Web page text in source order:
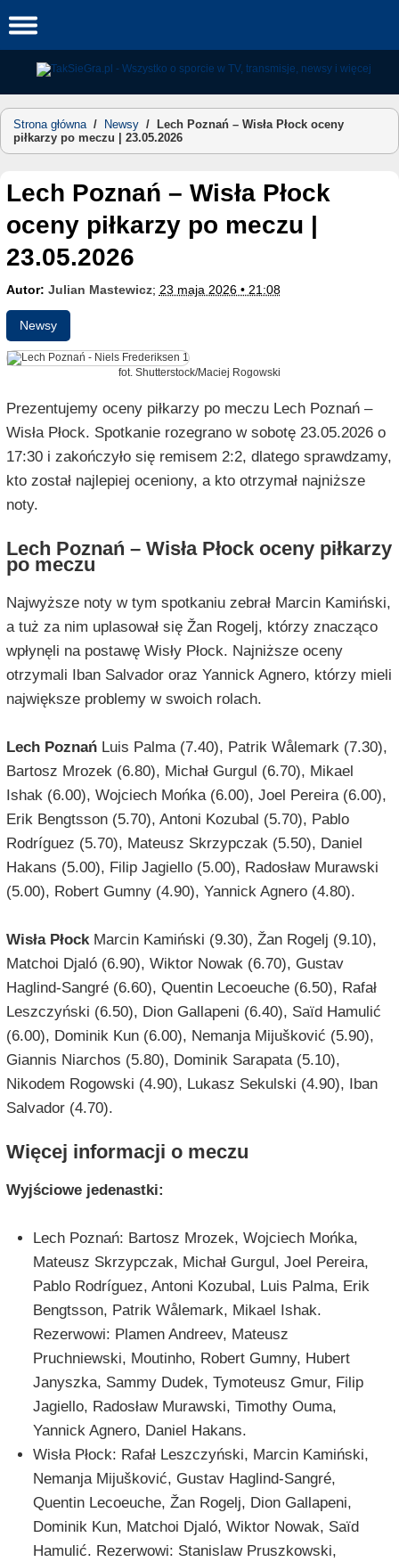
to
Strona główna/ Newsy /
Lech Poznań – Wisła Płock oceny
piłkarzy po meczu | 23.05.2026
Lech Poznań – Wisła Płock
oceny piłkarzy po meczu |
23.05.2026
Autor: Julian Mastewicz; 23 maja 2026 • 21:08
Newsy
fot. Shutterstock/Maciej Rogowski
Prezentujemy oceny piłkarzy po meczu Lech Poznań –
Wisła Płock. Spotkanie rozegrano w sobotę 23.05.2026 o
17:30 i zakończyło się remisem 2:2, dlatego sprawdzamy,
kto został najlepiej oceniony, a kto otrzymał najniższe
noty.
Lech Poznań – Wisła Płock oceny piłkarzy
po meczu
Najwyższe noty w tym spotkaniu zebrał Marcin Kamiński,
a tuż za nim uplasował się Žan Rogelj, którzy znacząco
wpłynęli na postawę Wisły Płock. Najniższe oceny
otrzymali Iban Salvador oraz Yannick Agnero, którzy mieli
największe problemy w swoich rolach.
Lech PoznańLuis Palma (7.40), Patrik Wålemark (7.30),
Bartosz Mrozek (6.80), Michał Gurgul (6.70), Mikael
Ishak (6.00), Wojciech Mońka (6.00), Joel Pereira (6.00),
Erik Bengtsson (5.70), Antoni Kozubal (5.70), Pablo
Rodríguez (5.70), Mateusz Skrzypczak (5.50), Daniel
Hakans (5.00), Filip Jagiello (5.00), Radosław Murawski
(5.00), Robert Gumny (4.90), Yannick Agnero (4.80).
Wisła PłockMarcin Kamiński (9.30), Žan Rogelj (9.10),
Matchoi Djaló (6.90), Wiktor Nowak (6.70), Gustav
Haglind-Sangré (6.60), Quentin Lecoeuche (6.50), Rafał
Leszczyński (6.50), Dion Gallapeni (6.40), Saïd Hamulić
(6.00), Dominik Kun (6.00), Nemanja Mijušković (5.90),
Giannis Niarchos (5.80), Dominik Sarapata (5.10),
Nikodem Rogowski (4.90), Lukasz Sekulski (4.90), Iban
Salvador (4.70).
Więcej informacji o meczu
Wyjściowe jedenastki:
Lech Poznań: Bartosz Mrozek, Wojciech Mońka,
Mateusz Skrzypczak, Michał Gurgul, Joel Pereira,
Pablo Rodríguez, Antoni Kozubal, Luis Palma, Erik
Bengtsson, Patrik Wålemark, Mikael Ishak.
Rezerwowi: Plamen Andreev, Mateusz
Pruchniewski, Moutinho, Robert Gumny, Hubert
Janyszka, Sammy Dudek, Tymoteusz Gmur, Filip
Jagiello, Radosław Murawski, Timothy Ouma,
Yannick Agnero, Daniel Hakans.
Wisła Płock: Rafał Leszczyński, Marcin Kamiński,
Nemanja Mijušković, Gustav Haglind-Sangré,
Quentin Lecoeuche, Žan Rogelj, Dion Gallapeni,
Dominik Kun, Matchoi Djaló, Wiktor Nowak, Saïd
Hamulić. Rezerwowi: Stanislaw Pruszkowski,